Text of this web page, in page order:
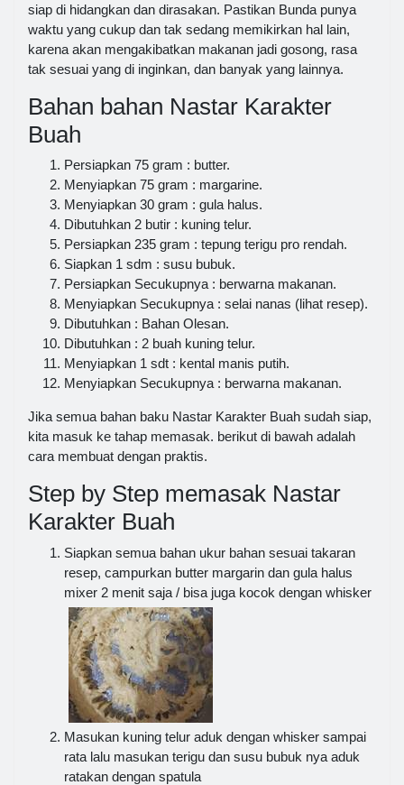
siap di hidangkan dan dirasakan. Pastikan Bunda punya
waktu yang cukup dan tak sedang memikirkan hal lain,
karena akan mengakibatkan makanan jadi gosong, rasa
tak sesuai yang di inginkan, dan banyak yang lainnya.
Bahan bahan Nastar Karakter
Buah
Persiapkan 75 gram : butter.
Menyiapkan 75 gram : margarine.
Menyiapkan 30 gram : gula halus.
Dibutuhkan 2 butir : kuning telur.
Persiapkan 235 gram : tepung terigu pro rendah.
Siapkan 1 sdm : susu bubuk.
Persiapkan Secukupnya : berwarna makanan.
Menyiapkan Secukupnya : selai nanas (lihat resep).
Dibutuhkan : Bahan Olesan.
Dibutuhkan : 2 buah kuning telur.
Menyiapkan 1 sdt : kental manis putih.
Menyiapkan Secukupnya : berwarna makanan.
Jika semua bahan baku Nastar Karakter Buah sudah siap,
kita masuk ke tahap memasak. berikut di bawah adalah
cara membuat dengan praktis.
Step by Step memasak Nastar
Karakter Buah
Siapkan semua bahan ukur bahan sesuai takaran
resep, campurkan butter margarin dan gula halus
mixer 2 menit saja / bisa juga kocok dengan whisker
Masukan kuning telur aduk dengan whisker sampai
rata lalu masukan terigu dan susu bubuk nya aduk
ratakan dengan spatula